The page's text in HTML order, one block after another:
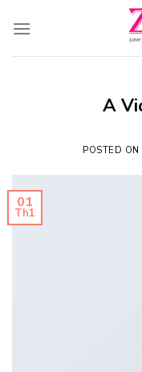
A
POSTED ON
01
Th1